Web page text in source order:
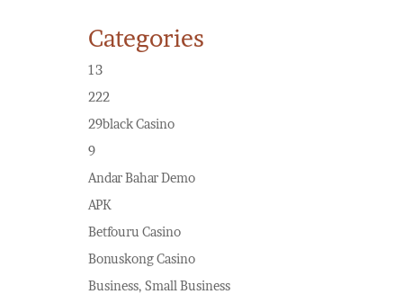
Categories
13
222
29black Casino
9
Andar Bahar Demo
APK
Betfouru Casino
Bonuskong Casino
Business, Small Business